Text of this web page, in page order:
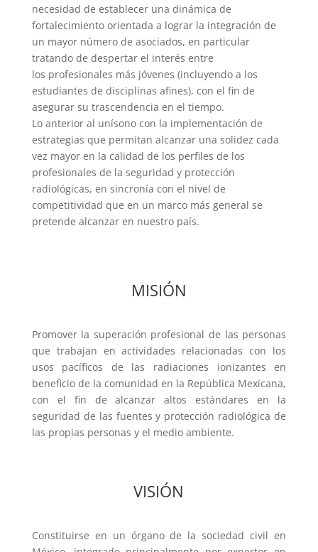
necesidad de establecer una dinámica de
fortalecimiento orientada a lograr la integración de
un mayor número de asociados, en particular
tratando de despertar el interés entre
los profesionales más jóvenes (incluyendo a los
estudiantes de disciplinas afines), con el fin de
asegurar su trascendencia en el tiempo.
Lo anterior al unísono con la implementación de
estrategias que permitan alcanzar una solidez cada
vez mayor en la calidad de los perfiles de los
profesionales de la seguridad y protección
radiológicas, en sincronía con el nivel de
competitividad que en un marco más general se
pretende alcanzar en nuestro país.
MISIÓN
Promover la superación profesional de las personas
que trabajan en actividades relacionadas con los
usos pacíficos de las radiaciones ionizantes en
beneficio de la comunidad en la República Mexicana,
con el fin de alcanzar altos estándares en la
seguridad de las fuentes y protección radiológica de
las propias personas y el medio ambiente.
VISIÓN
Constituirse en un órgano de la sociedad civil en